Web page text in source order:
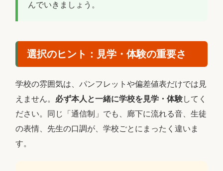
んでいきましょう。
選択のヒント：見学・体験の重要さ
学校の雰囲気は、パンフレットや偏差値表だけでは見
えません。 必ず本人と一緒に学校を見学・体験してく
ださい。同じ「通信制」でも、廊下に流れる音、生徒
の表情、先生の口調が、学校ごとにまったく違いま
す。